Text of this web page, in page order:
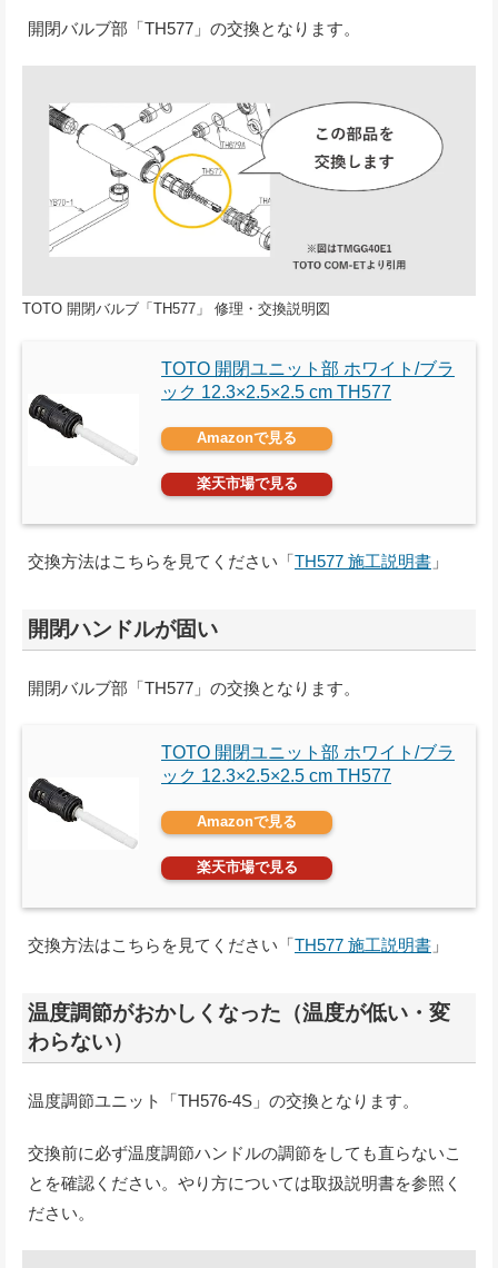
開閉バルブ部「TH577」の交換となります。
TOTO 開閉バルブ「TH577」 修理・交換説明図
TOTO 開閉ユニット部 ホワイト/ブラ
ック 12.3×2.5×2.5 cm TH577
Amazonで見る
楽天市場で見る
交換方法はこちらを見てください「TH577 施工説明書 」
開閉ハンドルが固い
開閉バルブ部「TH577」の交換となります。
TOTO 開閉ユニット部 ホワイト/ブラ
ック 12.3×2.5×2.5 cm TH577
Amazonで見る
楽天市場で見る
交換方法はこちらを見てください「TH577 施工説明書 」
温度調節がおかしくなった（温度が低い・変
わらない）
温度調節ユニット「TH576-4S」の交換となります。
交換前に必ず温度調節ハンドルの調節をしても直らないこ
とを確認ください。やり方については取扱説明書を参照く
ださい。